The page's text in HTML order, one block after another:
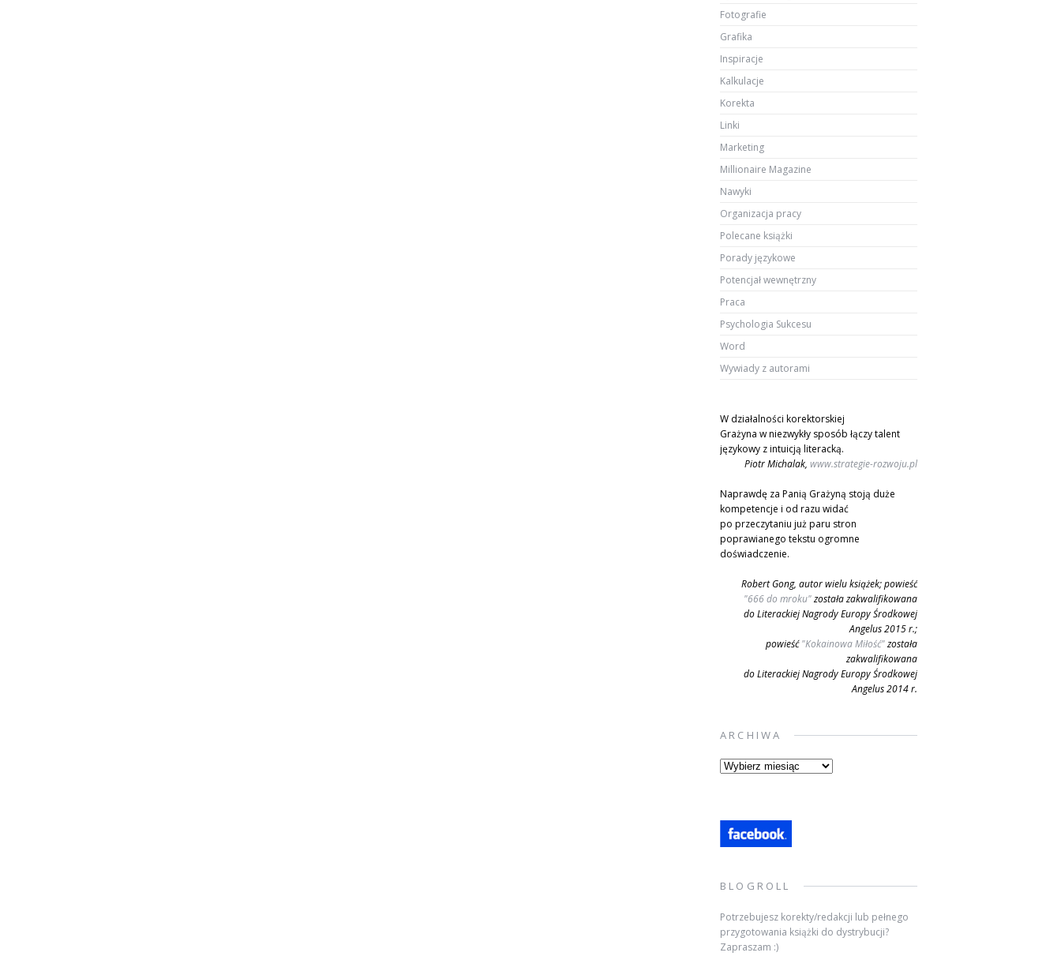
Fotografie
Grafika
Inspiracje
Kalkulacje
Korekta
Linki
Marketing
Millionaire Magazine
Nawyki
Organizacja pracy
Polecane książki
Porady językowe
Potencjał wewnętrzny
Praca
Psychologia Sukcesu
Word
Wywiady z autorami
W działalności korektorskiej
Grażyna w niezwykły sposób łączy talent
językowy z intuicją literacką.
Piotr Michalak, www.strategie-rozwoju.pl
Naprawdę za Panią Grażyną stoją duże
kompetencje i od razu widać
po przeczytaniu już paru stron
poprawianego tekstu ogromne
doświadczenie.
Robert Gong, autor wielu książek; powieść
"666 do mroku"została zakwalifikowana
do Literackiej Nagrody Europy Środkowej
Angelus 2015 r.;
powieść"Kokainowa Miłość"została
zakwalifikowana
do Literackiej Nagrody Europy Środkowej
Angelus 2014 r.
ARCHIWA
Archiwa
BLOGROLL
Potrzebujesz korekty/redakcji lub pełnego
przygotowania książki do dystrybucji?
Zapraszam :)